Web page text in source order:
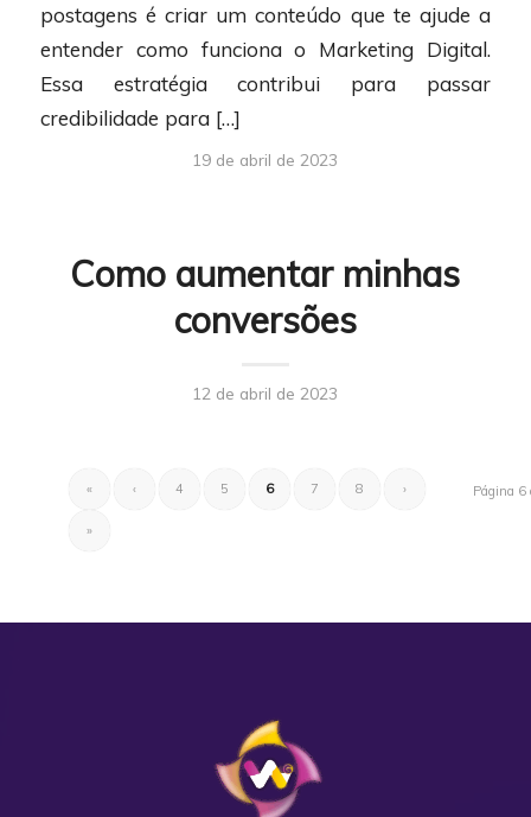
postagens é criar um conteúdo que te ajude a
entender como funciona o Marketing Digital.
Essa estratégia contribui para passar
credibilidade para […]
19 de abril de 2023
Como aumentar minhas
conversões
12 de abril de 2023
Página 6
« ‹ 4 5 6 7 8 ›
»